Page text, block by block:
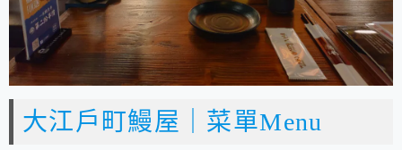
大江戶町鰻屋｜菜單Menu